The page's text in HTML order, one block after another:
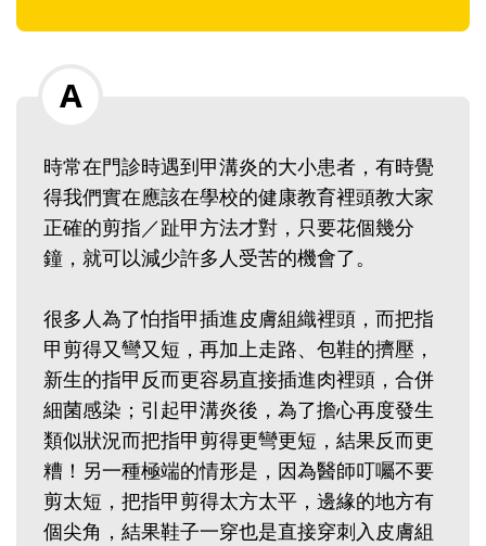
時常在門診時遇到甲溝炎的大小患者，有時覺
得我們實在應該在學校的健康教育裡頭教大家
正確的剪指／趾甲方法才對，只要花個幾分
鐘，就可以減少許多人受苦的機會了。
很多人為了怕指甲插進皮膚組織裡頭，而把指
甲剪得又彎又短，再加上走路、包鞋的擠壓，
新生的指甲反而更容易直接插進肉裡頭，合併
細菌感染；引起甲溝炎後，為了擔心再度發生
類似狀況而把指甲剪得更彎更短，結果反而更
糟！另一種極端的情形是，因為醫師叮囑不要
剪太短，把指甲剪得太方太平，邊緣的地方有
個尖角，結果鞋子一穿也是直接穿刺入皮膚組